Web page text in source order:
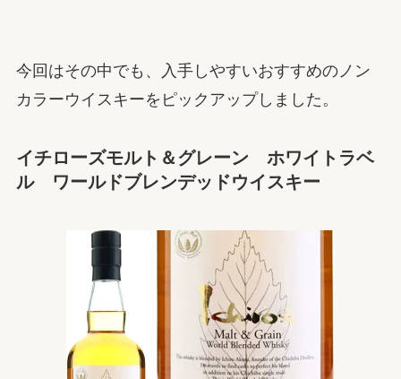
今回はその中でも、入手しやすいおすすめのノン
カラーウイスキーをピックアップしました。
イチローズモルト＆グレーン ホワイトラベ
ル ワールドブレンデッドウイスキー